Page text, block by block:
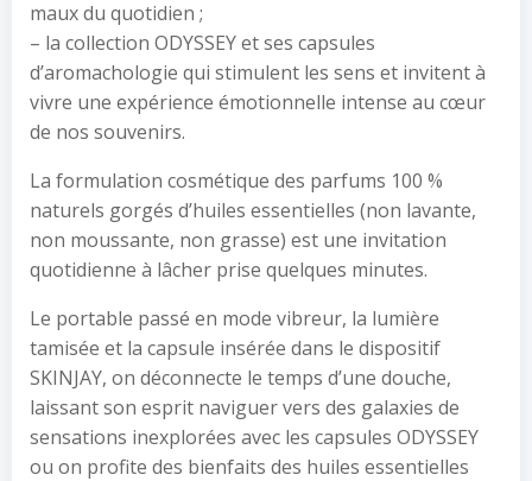
maux du quotidien ;
– la collection ODYSSEY et ses capsules
d’aromachologie qui stimulent les sens et invitent à
vivre une expérience émotionnelle intense au cœur
de nos souvenirs.
La formulation cosmétique des parfums 100 %
naturels gorgés d’huiles essentielles (non lavante,
non moussante, non grasse) est une invitation
quotidienne à lâcher prise quelques minutes.
Le portable passé en mode vibreur, la lumière
tamisée et la capsule insérée dans le dispositif
SKINJAY, on déconnecte le temps d’une douche,
laissant son esprit naviguer vers des galaxies de
sensations inexplorées avec les capsules ODYSSEY
ou on profite des bienfaits des huiles essentielles